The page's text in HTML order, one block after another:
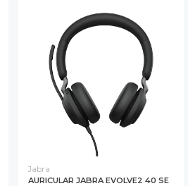
Jabra
AURICULAR JABRA EVOLVE2 40 SE